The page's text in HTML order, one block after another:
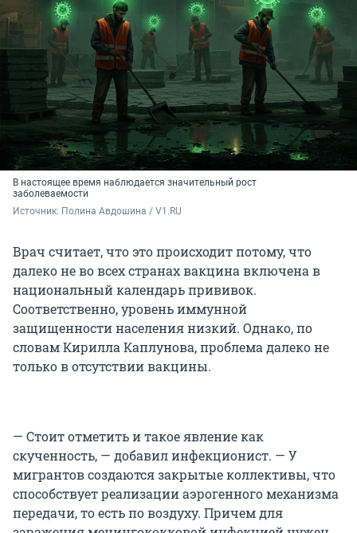
В настоящее время наблюдается значительный рост
заболеваемости
Источник: Полина Авдошина / V1.RU
Врач считает, что это происходит потому, что
далеко не во всех странах вакцина включена в
национальный календарь прививок.
Соответственно, уровень иммунной
защищенности населения низкий. Однако, по
словам Кирилла Каплунова, проблема далеко не
только в отсутствии вакцины.
— Стоит отметить и такое явление как
скученность, — добавил инфекционист. — У
мигрантов создаются закрытые коллективы, что
способствует реализации аэрогенного механизма
передачи, то есть по воздуху. Причем для